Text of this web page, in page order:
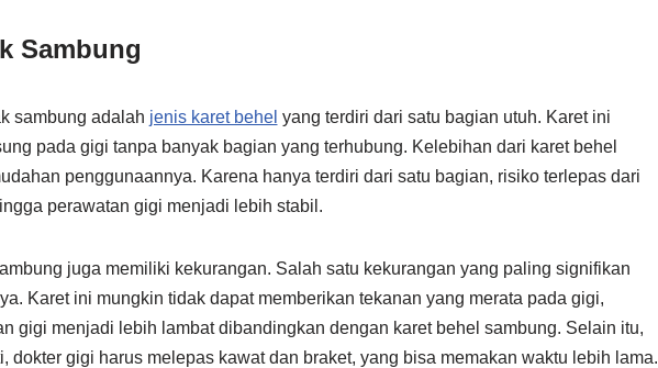
Sambung
sambung adalah jenis karet behel yang terdiri dari satu bagian utuh. Karet ini
pada gigi tanpa banyak bagian yang terhubung. Kelebihan dari karet behel
penggunaannya. Karena hanya terdiri dari satu bagian, risiko terlepas dari
perawatan gigi menjadi lebih stabil.
juga memiliki kekurangan. Salah satu kekurangan yang paling signifikan
Karet ini mungkin tidak dapat memberikan tekanan yang merata pada gigi,
gigi menjadi lebih lambat dibandingkan dengan karet behel sambung. Selain itu,
dokter gigi harus melepas kawat dan braket, yang bisa memakan waktu lebih lama.